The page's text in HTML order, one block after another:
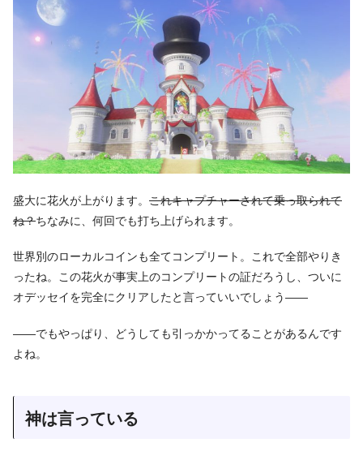
盛大に花火が上がります。 これキャプチャーされて乗っ取られて
ね？ちなみに、何回でも打ち上げられます。
世界別のローカルコインも全てコンプリート。これで全部やりき
ったね。この花火が事実上のコンプリートの証だろうし、ついに
オデッセイを完全にクリアしたと言っていいでしょう――
――でもやっぱり、どうしても引っかかってることがあるんです
よね。
神は言っている